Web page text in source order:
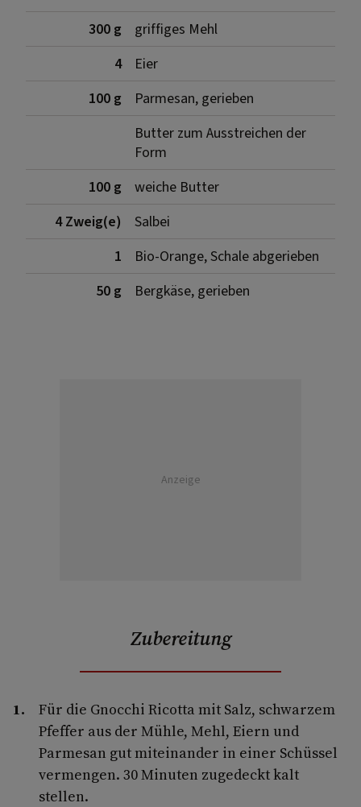
300 g
griffiges Mehl
4
Eier
100 g
Parmesan, gerieben
Butter zum Ausstreichen der
Form
100 g
weiche Butter
4 Zweig(e)
Salbei
1
Bio-Orange, Schale abgerieben
50 g
Bergkäse, gerieben
Anzeige
Zubereitung
Für die Gnocchi Ricotta mit Salz, schwarzem
Pfeffer aus der Mühle, Mehl, Eiern und
Parmesan gut miteinander in einer Schüssel
vermengen. 30 Minuten zugedeckt kalt
stellen.